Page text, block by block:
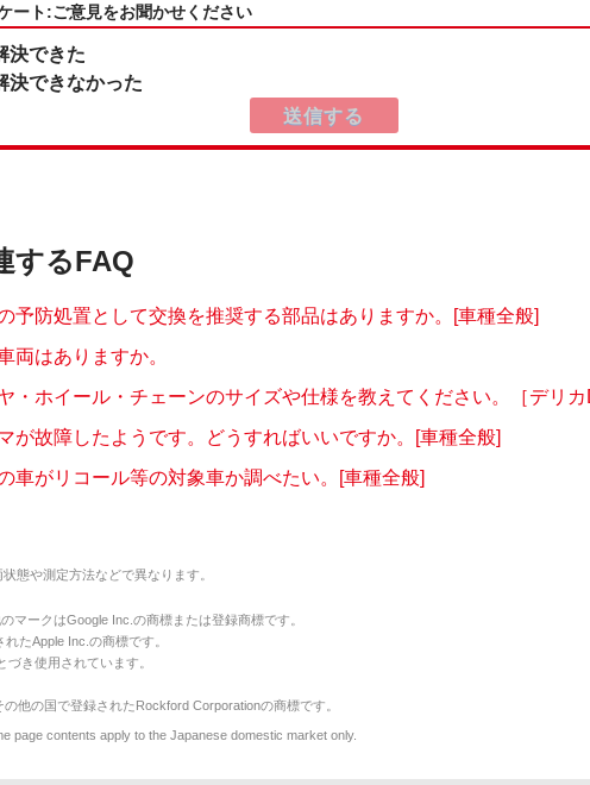
ート:ご意見をお聞かせください
決できた
決できなかった
するFAQ
予防処置として交換を推奨する部品はありますか。[車種全般]
両はありますか。
・ホイール・チェーンのサイズや仕様を教えてください。［デリカ
が故障したようです。どうすればいいですか。[車種全般]
車がリコール等の対象車か調べたい。[車種全般]
態や測定方法などで異なります。
マークはGoogle Inc.の商標または登録商標です。
たApple Inc.の商標です。
き使用されています。
他の国で登録されたRockford Corporationの商標です。
page contents apply to the Japanese domestic market only.